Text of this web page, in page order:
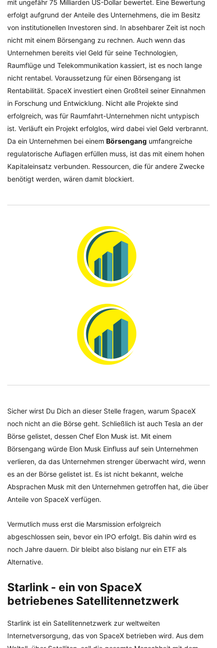
mit ungefähr 75 Milliarden US-Dollar bewertet. Eine Bewertung
erfolgt aufgrund der Anteile des Unternehmens, die im Besitz
von institutionellen Investoren sind. In absehbarer Zeit ist noch
nicht mit einem Börsengang zu rechnen. Auch wenn das
Unternehmen bereits viel Geld für seine Technologien,
Raumflüge und Telekommunikation kassiert, ist es noch lange
nicht rentabel. Voraussetzung für einen Börsengang ist
Rentabilität. SpaceX investiert einen Großteil seiner Einnahmen
in Forschung und Entwicklung. Nicht alle Projekte sind
erfolgreich, was für Raumfahrt-Unternehmen nicht untypisch
ist. Verläuft ein Projekt erfolglos, wird dabei viel Geld verbrannt.
Da ein Unternehmen bei einem Börsengang umfangreiche
regulatorische Auflagen erfüllen muss, ist das mit einem hohen
Kapitaleinsatz verbunden. Ressourcen, die für andere Zwecke
benötigt werden, wären damit blockiert.
Sicher wirst Du Dich an dieser Stelle fragen, warum SpaceX
noch nicht an die Börse geht. Schließlich ist auch Tesla an der
Börse gelistet, dessen Chef Elon Musk ist. Mit einem
Börsengang würde Elon Musk Einfluss auf sein Unternehmen
verlieren, da das Unternehmen strenger überwacht wird, wenn
es an der Börse gelistet ist. Es ist nicht bekannt, welche
Absprachen Musk mit den Unternehmen getroffen hat, die über
Anteile von SpaceX verfügen.
Vermutlich muss erst die Marsmission erfolgreich
abgeschlossen sein, bevor ein IPO erfolgt. Bis dahin wird es
noch Jahre dauern. Dir bleibt also bislang nur ein ETF als
Alternative.
Starlink - ein von SpaceX
betriebenes Satellitennetzwerk
Starlink ist ein Satellitennetzwerk zur weltweiten
Internetversorgung, das von SpaceX betrieben wird. Aus dem